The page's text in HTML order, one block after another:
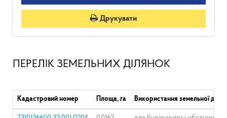
Друкувати
ПЕРЕЛІК ЗЕМЕЛЬНИХ ДІЛЯНОК
Кадастровий номер Площа, га Використання земельної